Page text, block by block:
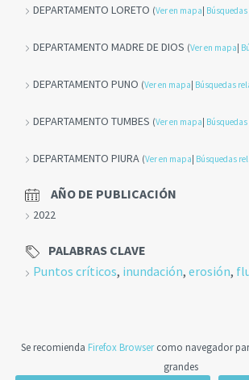
DEPARTAMENTO LORETO (Ver en mapa
DEPARTAMENTO MADRE DE DIOS (Ver en mapa
DEPARTAMENTO PUNO (Ver en mapa Búsquedas
DEPARTAMENTO TUMBES (Ver en mapa
DEPARTAMENTO PIURA (Ver en mapa Búsquedas
AÑO DE PUBLICACIÓN
2022
PALABRAS CLAVE
Puntos críticos, inundación, erosión,
Se recomienda Firefox Browsercomo navegador
grandes